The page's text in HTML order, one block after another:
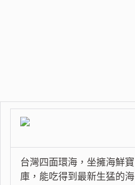
台灣四面環海，坐擁海鮮寶
庫，能吃得到最新生猛的海